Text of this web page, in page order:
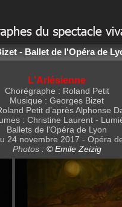
- Ballet de l'Opéra de
L'Arlésienne
Chorégraphe : Roland Petit
Musique : Georges Bizet
Petit d’après Alphonse
: Christine Laurent -
Ballets de l'Opéra de Lyon
24 novembre 2017 - Opéra
Photos : © Emile Zeizig